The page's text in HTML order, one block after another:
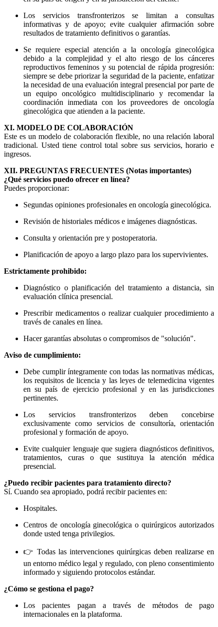
Los servicios transfronterizos se limitan a consultas
informativas y de apoyo; evite cualquier afirmación sobre
resultados de tratamiento definitivos o garantías.
Se requiere especial atención a la oncología ginecológica
debido a la complejidad y el alto riesgo de los cánceres
reproductivos femeninos y su potencial de rápida progresión:
siempre se debe priorizar la seguridad de la paciente, enfatizar
la necesidad de una evaluación integral presencial por parte de
un equipo oncológico multidisciplinario y recomendar la
coordinación inmediata con los proveedores de oncología
ginecológica que atienden a la paciente.
XI. MODELO DE COLABORACIÓN
Este es un modelo de colaboración flexible, no una relación laboral
tradicional. Usted tiene control total sobre sus servicios, horario e
ingresos.
XII. PREGUNTAS FRECUENTES (Notas importantes)
¿Qué servicios puedo ofrecer en línea?
Puedes proporcionar:
Segundas opiniones profesionales en oncología ginecológica.
Revisión de historiales médicos e imágenes diagnósticas.
Consulta y orientación pre y postoperatoria.
Planificación de apoyo a largo plazo para los supervivientes.
Estrictamente prohibido:
Diagnóstico o planificación del tratamiento a distancia, sin
evaluación clínica presencial.
Prescribir medicamentos o realizar cualquier procedimiento a
través de canales en línea.
Hacer garantías absolutas o compromisos de "solución".
Aviso de cumplimiento:
Debe cumplir íntegramente con todas las normativas médicas,
los requisitos de licencia y las leyes de telemedicina vigentes
en su país de ejercicio profesional y en las jurisdicciones
pertinentes.
Los servicios transfronterizos deben concebirse
exclusivamente como servicios de consultoría, orientación
profesional y formación de apoyo.
Evite cualquier lenguaje que sugiera diagnósticos definitivos,
tratamientos, curas o que sustituya la atención médica
presencial.
¿Puedo recibir pacientes para tratamiento directo?
Sí. Cuando sea apropiado, podrá recibir pacientes en:
Hospitales.
Centros de oncología ginecológica o quirúrgicos autorizados
donde usted tenga privilegios.
👉 Todas las intervenciones quirúrgicas deben realizarse en
un entorno médico legal y regulado, con pleno consentimiento
informado y siguiendo protocolos estándar.
¿Cómo se gestiona el pago?
Los pacientes pagan a través de métodos de pago
internacionales en la plataforma.